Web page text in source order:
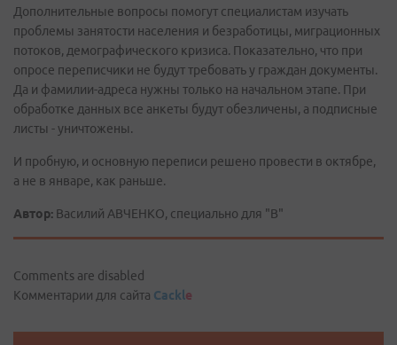
Дополнительные вопросы помогут специалистам изучать
проблемы занятости населения и безработицы, миграционных
потоков, демографического кризиса. Показательно, что при
опросе переписчики не будут требовать у граждан документы.
Да и фамилии-адреса нужны только на начальном этапе. При
обработке данных все анкеты будут обезличены, а подписные
листы - уничтожены.
И пробную, и основную переписи решено провести в октябре,
а не в январе, как раньше.
Автор: Василий АВЧЕНКО, специально для "В"
Comments are disabled
Комментарии для сайта Cackle